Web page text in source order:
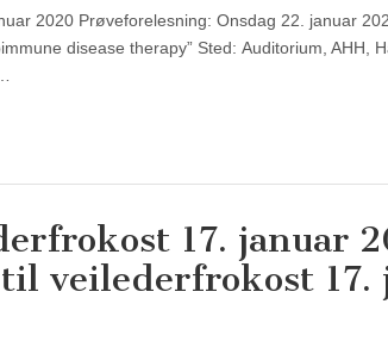
2020 Prøveforelesning: Onsdag 22. januar
disease therapy” Sted: Auditorium, AHH,
17. januar
veilederfrokost 17.